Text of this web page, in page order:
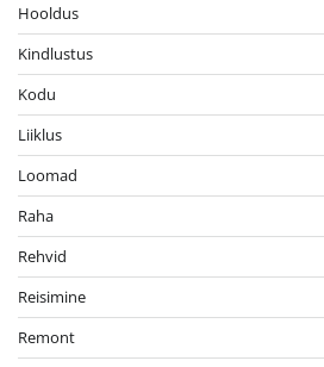
Hooldus
Kindlustus
Kodu
Liiklus
Loomad
Raha
Rehvid
Reisimine
Remont